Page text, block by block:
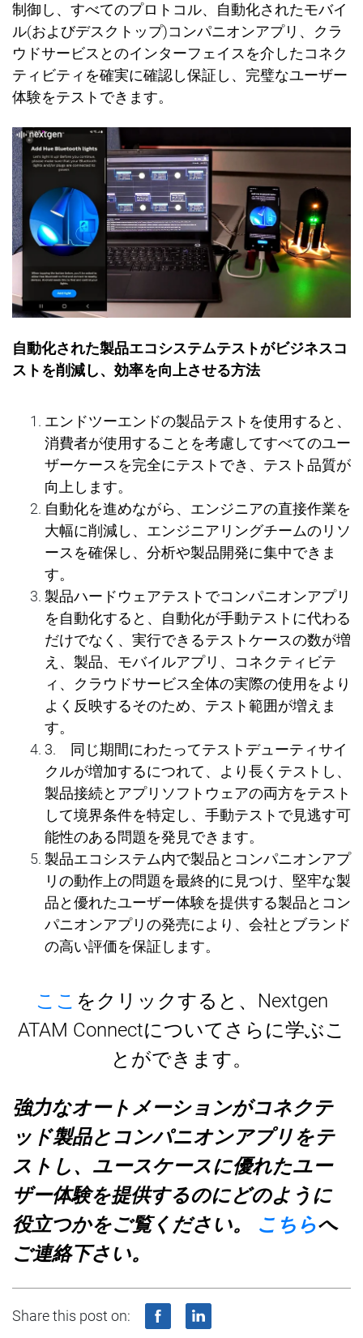
制御し、すべてのプロトコル、自動化されたモバイ
ル(およびデスクトップ)コンパニオンアプリ、クラ
ウドサービスとのインターフェイスを介したコネク
ティビティを確実に確認し保証し、完璧なユーザー
体験をテストできます。
自動化された製品エコシステムテストがビジネスコ
ストを削減し、 効率を向上させる方法
エンドツーエンドの製品テストを使用すると、
消費者が使用することを考慮してすべてのユー
ザーケースを完全にテストでき、テスト品質が
向上します。
自動化を進めながら、エンジニアの直接作業を
大幅に削減し、エンジニアリングチームのリソ
ースを確保し、 分析や製品開発に集中できま
す。
製品ハー ドウェアテストでコンパニオンアプリ
を自動化すると、自動化が手動テストに代わる
だけでなく、 実行できるテストケースの数が増
え、製品、モバイルアプリ、コネクティビテ
ィ、クラウドサービス全体の実際の使用をより
よく反映するそのため、テスト範囲が増えま
す。
3. 同じ期間にわたってテストデュ ーティサイ
クルが増加するにつれて、より長くテストし、
製品接続とアプリソフトウェアの両方をテスト
して境界条件を特定し、手動テストで見逃す可
能性のある問題を発見できます。
製品エコシステム内で製品とコ ンパニオンアプ
リの動作上の問題を最終的に見つけ、堅牢な製
品と優れたユーザー体験を提供する製品とコン
パニオンアプリの発売により、 会社とブランド
の高い評価を保証します。
ここ をクリックすると、 Nextgen
ATAM Connectについてさらに学ぶこ
とができます。
強力なオートメーションがコネクテ
ッド製品とコンパニオンアプリをテ
ストし、ユースケースに優れたユー
ザー体験を提供するのにどのように
役立つかをご覧ください。 こちらへ
ご連絡下さい。
Share this post on: